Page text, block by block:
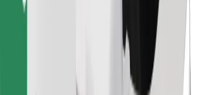
Скачать приложение Bolt Food